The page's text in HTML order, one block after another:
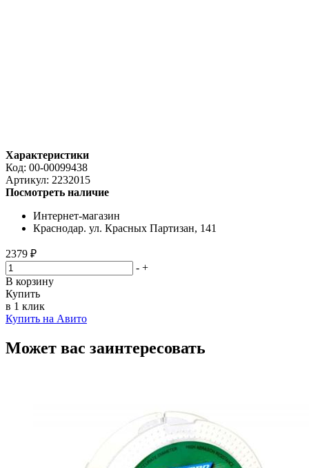
Характеристики
Код: 00-00099438
Артикул: 2232015
Посмотреть наличие
Интернет-магазин
Краснодар. ул. Красных Партизан, 141
2379 ₽
- +
В корзину
Купить
в 1 клик
Купить на Авито
Может вас заинтересовать